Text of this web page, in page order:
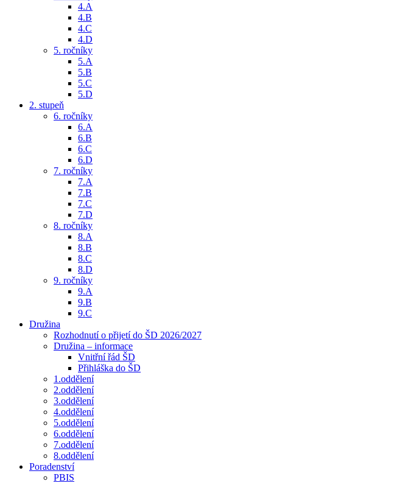
4.A
4.B
4.C
4.D
5. ročníky
5.A
5.B
5.C
5.D
2. stupeň
6. ročníky
6.A
6.B
6.C
6.D
7. ročníky
7.A
7.B
7.C
7.D
8. ročníky
8.A
8.B
8.C
8.D
9. ročníky
9.A
9.B
9.C
Družina
Rozhodnutí o přijetí do ŠD 2026/2027
Družina – informace
Vnitřní řád ŠD
Přihláška do ŠD
1.oddělení
2.oddělení
3.oddělení
4.oddělení
5.oddělení
6.oddělení
7.oddělení
8.oddělení
Poradenství
PBIS